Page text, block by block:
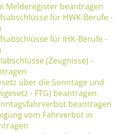
Melderegister beantragen
für HWK-Berufe -
für IHK-Berufe -
(Zeugnisse) -
über die Sonntage und
- FTG) beantragen
beantragen
vom Fahrverbot in